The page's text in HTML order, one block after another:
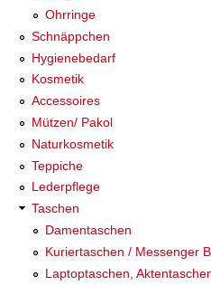
Ohrringe
Schnäppchen
Hygienebedarf
Kosmetik
Accessoires
Mützen/ Pakol
Naturkosmetik
Teppiche
Lederpflege
Taschen
Damentaschen
Kuriertaschen / Messenger
Laptoptaschen,